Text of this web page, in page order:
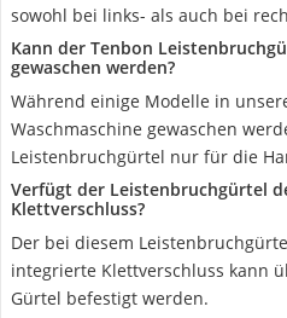
sowohl bei links- als auch bei
Kann der Tenbon
gewaschen werden?
Während einige Modelle in
Waschmaschine gewaschen
Leistenbruchgürtel nur für die
Verfügt der Leistenbruchgürtel
Klettverschluss?
Der bei diesem
integrierte Klettverschluss kann
Gürtel befestigt werden.